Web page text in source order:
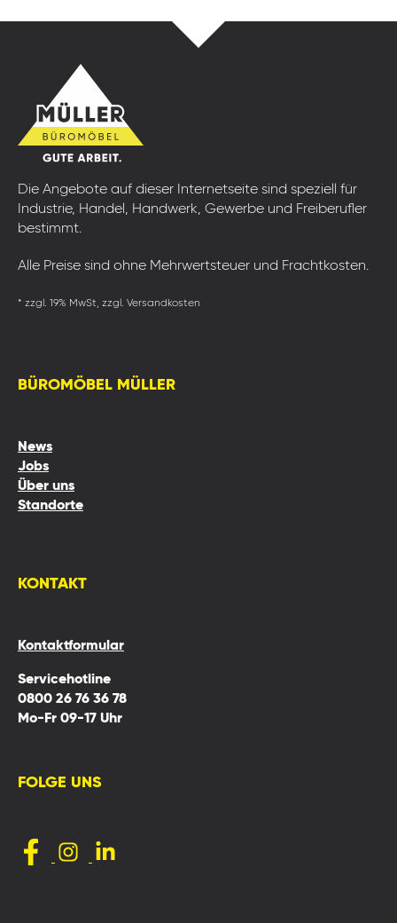
Die Angebote auf dieser Internetseite sind speziell für
Industrie, Handel, Handwerk, Gewerbe und Freiberufler
bestimmt.
Alle Preise sind ohne Mehrwertsteuer und Frachtkosten.
* zzgl. 19% MwSt, zzgl. Versandkosten
BÜROMÖBEL MÜLLER
News
Jobs
Über uns
Standorte
KONTAKT
Kontaktformular
Servicehotline
0800 26 76 36 78
Mo-Fr 09-17 Uhr
FOLGE UNS